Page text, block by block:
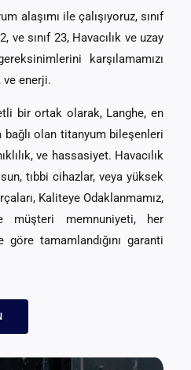
alaşımı ile çalışıyoruz, sınıf
ve sınıf 23, Havacılık ve uzay
karşılamamızı
ve enerji.
bir ortak olarak, Langhe, en
bağlı olan titanyum bileşenleri
ve hassasiyet. Havacılık
tıbbi cihazlar, veya yüksek
Kaliteye Odaklanmamız,
müşteri memnuniyeti, her
tamamlandığını garanti